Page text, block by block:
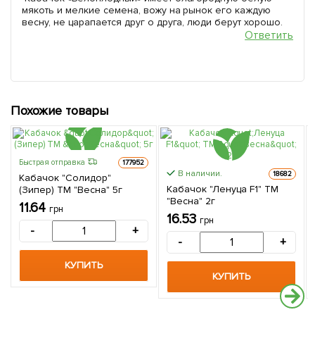
мякоть и мелкие семена, вожу на рынок его каждую
весну, не царапается друг о друга, люди берут хорошо.
Ответить
Похожие товары
Быстрая отправка 177952
Кабачок "Солидор"
(Зипер) ТМ "Весна" 5г
11.64 грн
- +
КУПИТЬ
В наличии. 18682
Кабачок "Ленуца F1" ТМ
"Весна" 2г
16.53 грн
- +
КУПИТЬ